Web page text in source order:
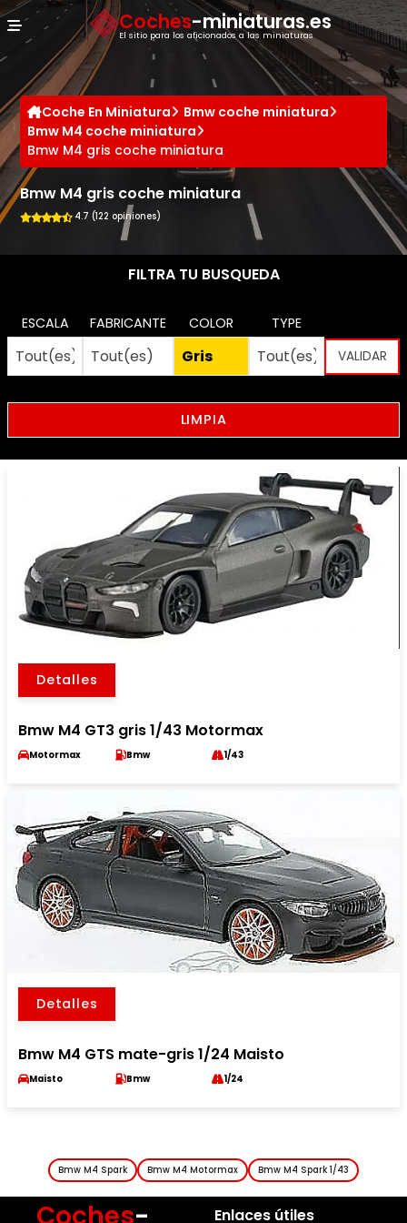
Coches-miniaturas.es
El sitio para los aficionados a las miniaturas
Coche En Miniatura
Bmw coche miniatura
Bmw M4 coche miniatura
Bmw M4 gris coche miniatura
Bmw M4 gris coche miniatura
4.7 (122 opiniones)
FILTRA TU BUSQUEDA
ESCALA FABRICANTE COLOR TYPE
LIMPIA
Detalles
Bmw M4 GT3 gris 1/43 Motormax
Motormax Bmw 1/43
Detalles
Bmw M4 GTS mate-gris 1/24 Maisto
Maisto Bmw 1/24
Bmw M4 Spark Bmw M4 Motormax Bmw M4 Spark 1/43
Coches- Enlaces útiles
Panel de gestión de cookies